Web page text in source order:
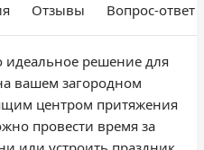
Отзывы Вопрос-ответ
идеальное решение для
вашем загородном
центром притяжения
провести время за